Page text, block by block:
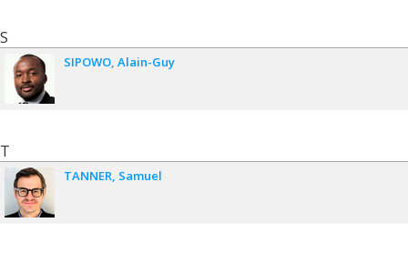
S
SIPOWO Alain-Guy
T
TANNER Samuel